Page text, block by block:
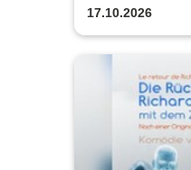
2026/27
17.10.2026